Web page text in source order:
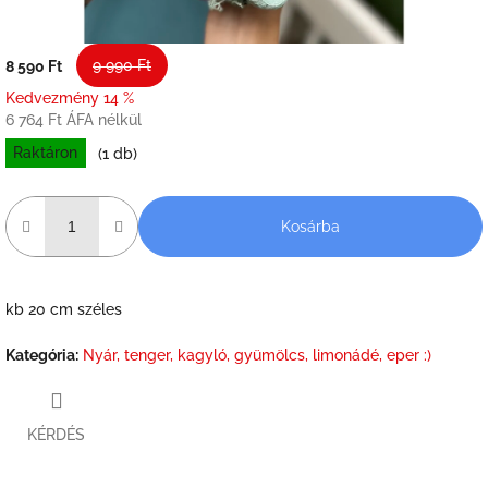
8 590 Ft
9 990 Ft
Kedvezmény 14 %
6 764 Ft ÁFA nélkül
Raktáron
(1 db)
Kosárba
kb 20 cm széles
Kategória: Nyár, tenger, kagyló, gyümölcs, limonádé, eper :)
KÉRDÉS